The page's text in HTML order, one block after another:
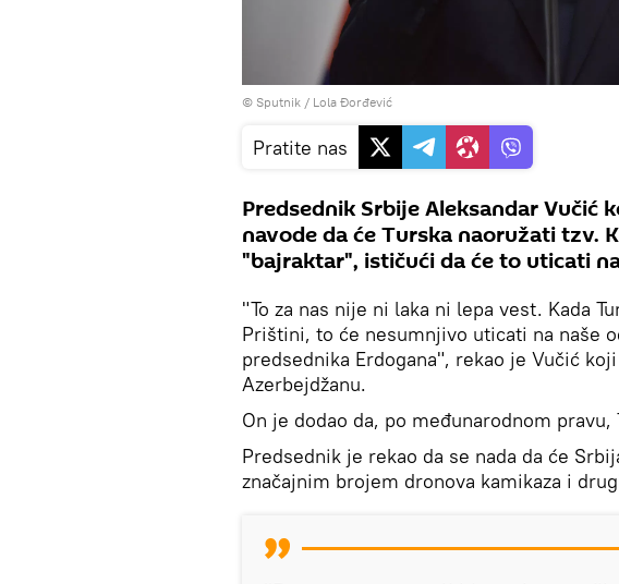
© Sputnik / Lola Đorđević
Pratite nas
Predsednik Srbije Aleksandar Vučić
navode da će Turska naoružati tzv.
"bajraktar", ističući da će to uticati
"To za nas nije ni laka ni lepa vest. Kada
Prištini, to će nesumnjivo uticati na naše
predsednika Erdogana", rekao je Vučić
Azerbejdžanu.
On je dodao da, po međunarodnom pravu,
Predsednik je rekao da se nada da će
značajnim brojem dronova kamikaza i